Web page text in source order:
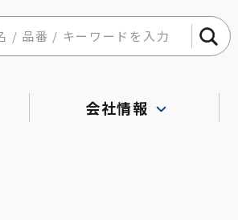
会社情報